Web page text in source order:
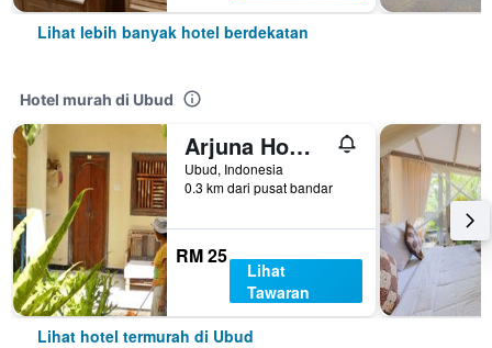
Lihat lebih banyak hotel berdekatan
Hotel murah di Ubud
Arjuna Homestay Ubud
Ubud, Indonesia
0.3 km dari pusat bandar
RM 25
Lihat
Tawaran
Lihat hotel termurah di Ubud